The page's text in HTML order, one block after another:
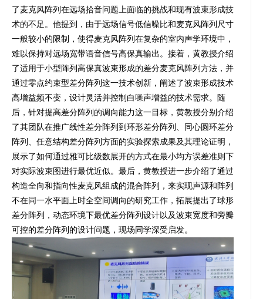
了麦克风阵列在远场拾音问题上面临的挑战和现有波束形成技
术的不足。他提到，由于远场信号低信噪比和麦克风阵列尺寸
一般较小的限制，使得麦克风阵列在复杂的室内声学环境中，
难以保持对远场宽带语音信号高保真输出。接着，黄教授介绍
了适用于小型阵列高保真波束形成的差分麦克风阵列方法，并
通过零点约束型差分阵列这一技术创新，阐述了波束形成技术
高增益频不变，设计灵活并控制白噪声增益的技术需求。随
后，针对提高差分阵列的调向能力这一目标，黄教授分别介绍
了其团队在推广线性差分阵列到环形差分阵列、同心圆环差分
阵列、任意结构差分阵列方面的实验探索成果及其理论证明，
展示了如何通过雅可比级数展开的方式在最小均方误差准则下
对实际波束图进行最优近似。最后，黄教授进一步介绍了通过
构造全向和指向性麦克风组成的混合阵列，来实现声源和阵列
不在同一水平面上时全空间调向的研究工作，拓展提出了球形
差分阵列，动态环境下最优差分阵列设计以及波束宽度和旁瓣
可控的差分阵列的设计问题，现场同学深受启发。